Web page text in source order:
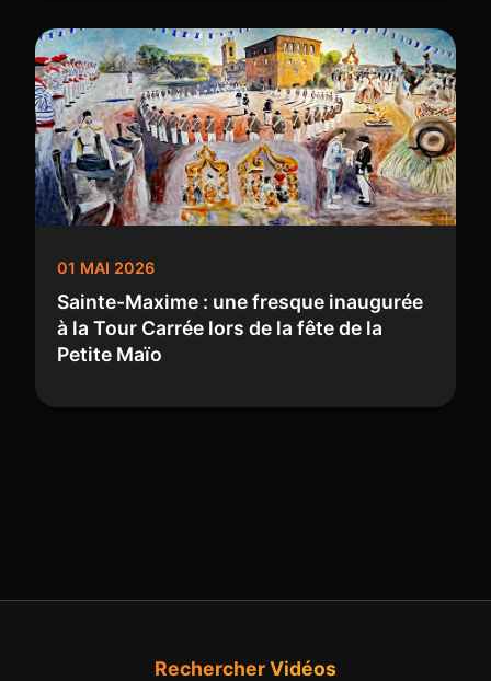
01 MAI 2026
Sainte-Maxime : une fresque inaugurée
à la Tour Carrée lors de la fête de la
Petite Maïo
Rechercher Vidéos